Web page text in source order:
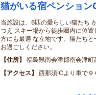
猫がいる宿ペンション
当施設は、6匹の愛らしい猫たち
つえ スキー場から徒歩圏内に位
方にも最適 な立地です。猫たち
お過ごしください。
住所
福島県南会津郡南会津町
アクセス
西那須ICより車で９